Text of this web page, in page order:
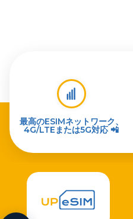
最高のESIMネットワーク、
4G/LTEまたは5G対応 📲